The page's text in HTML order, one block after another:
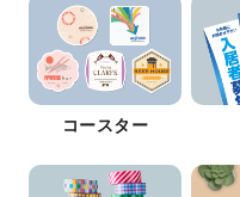
コースター